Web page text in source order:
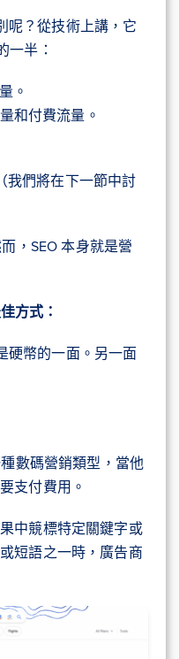
呢？從技術上講，它
一半：
。
和付費流量。
我們將在下一節中討
，SEO 本身就是營
方式：
硬幣的一面。另一面
數碼營銷類型，當他
支付費用。
中競標特定關鍵字或
短語之一時，廣告商